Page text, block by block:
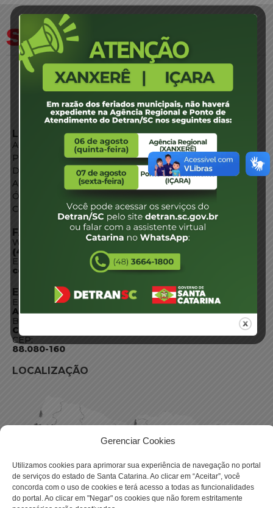
Gerenciar Cookies
Utilizamos cookies para aprimorar sua experiência de navegação no portal
de serviços do estado de Santa Catarina. Ao clicar em “Aceitar”, você
concorda com o uso de cookies e terá acesso a todas as funcionalidades
do portal. Ao clicar em "Negar" os cookies que não forem estritamente
LINKS EXTERNOS
Agência de Notícias
Portal de Serviços
Diário Oficial
Acesso à Informação
Órgãos do Governo
Conheça SC
FALE CONOSCO
WhatsApp:
(48) 3664-1800
E-mail:
centraldeinformacoes@detran.sc.gov.br
ENDEREÇO
Endereço:
Av. Almirante Tamandaré - 480
Bairro:
Coqueiros, Florianópolis SC
CEP:
88.080-160
LOCALIZAÇÃO